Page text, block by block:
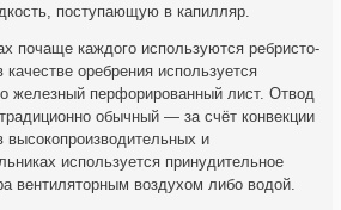
поступающую в капилляр.
почаще каждого используются ребристо-
оребрения используется
железный перфорированный лист. Отвод
обычный — за счёт конвекции
высокопроизводительных и
используется принудительное
вентиляторным воздухом либо водой.